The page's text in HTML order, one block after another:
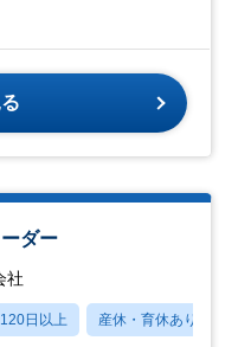
ダー
社
日以上 産休・育休あり